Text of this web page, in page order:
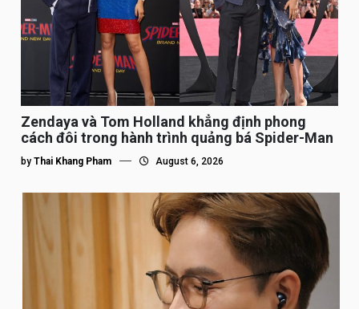
Zendaya và Tom Holland khẳng định phong
cách đôi trong hành trình quảng bá Spider-Man
by Thai Khang Pham August 6, 2026